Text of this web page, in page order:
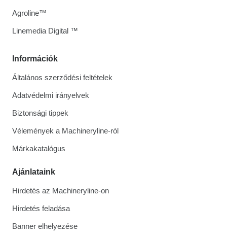
Információk
Általános szerződési feltételek
Adatvédelmi irányelvek
Biztonsági tippek
Vélemények a Machineryline-ról
Márkakatalógus
Ajánlataink
Hirdetés az Machineryline-on
Hirdetés feladása
Banner elhelyezése
Agroline™
Linemedia Digital ™